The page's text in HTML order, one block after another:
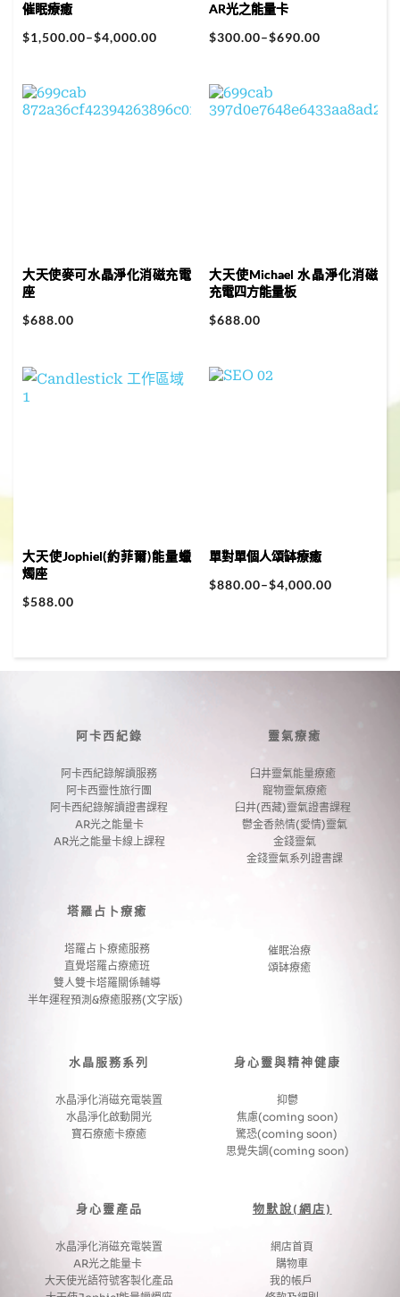
催眠療癒
$1,500.00–$4,000.00
AR光之能量卡
$300.00–$690.00
大天使麥可​水晶淨化消磁充電
座
$688.00
大天使Michael 水晶淨化消磁
充電四方能量板
$688.00
大天使Jophiel(約菲爾)能量蠟
燭座
$588.00
單對單個人頌缽療癒
$880.00–$4,000.00
阿卡西紀錄
阿卡西紀錄解讀服務
阿卡西靈性旅行團
阿卡西紀錄解讀證書課程
AR光之能量卡
AR光之能量卡線上課程
靈氣療癒
臼井靈氣能量療癒
寵物靈氣療癒
臼井(西藏)靈氣證書課程
鬱金香熱情(愛情)靈氣
金錢靈氣
金錢靈氣系列證書課
塔羅占卜療癒
塔羅占卜療癒服務
直覺塔羅占療癒班
雙人雙卡塔羅關係輔導
半年運程預測&療癒服務(文字版)
催眠治療
頌缽療癒
水晶服務系列
水晶淨化消磁充電裝置
水晶淨化啟動開光
寶石療癒卡療癒
身心靈與精神健康
抑鬱
焦慮(coming soon)
驚恐(coming soon)
思覺失調(coming soon)
身心靈產品
水晶淨化消磁充電裝置
AR光之能量卡
大天使光語符號客製化產品
物默說(網店)
網店首頁
購物車
我的帳戶